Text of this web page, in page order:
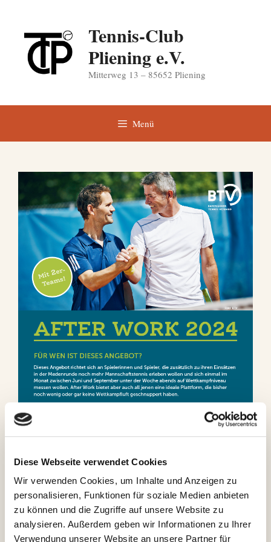
Diese Webseite verwendet Cookies
Wir verwenden Cookies, um Inhalte und Anzeigen zu
personalisieren, Funktionen für soziale Medien anbieten
zu können und die Zugriffe auf unsere Website zu
analysieren. Außerdem geben wir Informationen zu Ihrer
Verwendung unserer Website an unsere Partner für
springen
Tennis-Club
Pliening e.V.
Mitterweg 13 – 85652 Pliening
Menü
Neue BTV After Work Liga mit